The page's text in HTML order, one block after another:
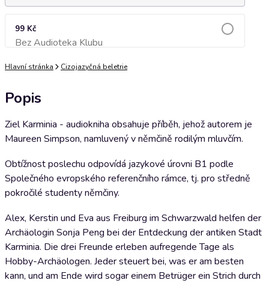
99 Kč
Bez Audioteka KlubuPřidat do košíku
Hlavní stránka Cizojazyčná beletrie
Popis
Ziel Karminia - audiokniha obsahuje příběh, jehož autorem je
Maureen Simpson, namluvený v němčině rodilým mluvčím.
Obtížnost poslechu odpovídá jazykové úrovni B1 podle
Společného evropského referenčního rámce, tj. pro středně
pokročilé studenty němčiny.
Alex, Kerstin und Eva aus Freiburg im Schwarzwald helfen der
Archäologin Sonja Peng bei der Entdeckung der antiken Stadt
Karminia. Die drei Freunde erleben aufregende Tage als
Hobby-Archäologen. Jeder steuert bei, was er am besten
kann, und am Ende wird sogar einem Betrüger ein Strich durch